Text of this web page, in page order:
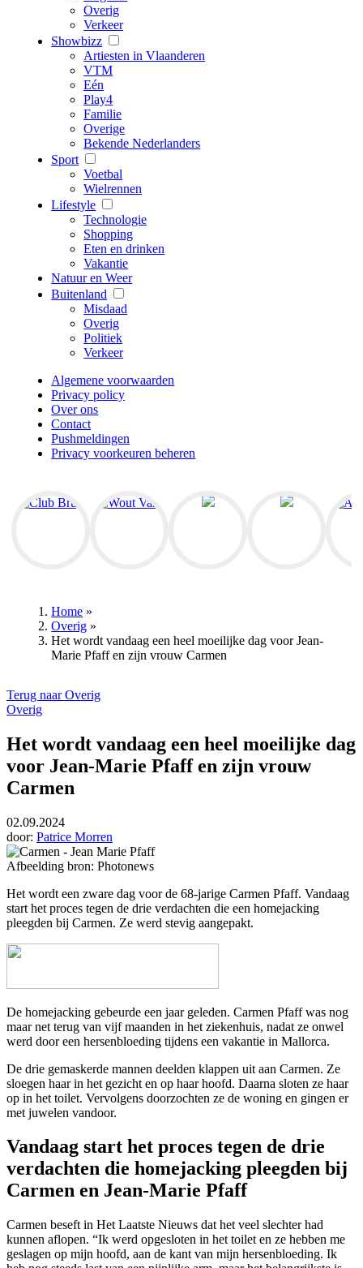
Overig
Verkeer
Showbizz
Artiesten in Vlaanderen
VTM
Eén
Play4
Familie
Overige
Bekende Nederlanders
Sport
Voetbal
Wielrennen
Lifestyle
Technologie
Shopping
Eten en drinken
Vakantie
Natuur en Weer
Buitenland
Misdaad
Overig
Politiek
Verkeer
Algemene voorwaarden
Privacy policy
Over ons
Contact
Pushmeldingen
Privacy voorkeuren beheren
Kruimelpad
Home »
Overig »
Het wordt vandaag een heel moeilijke dag voor Jean-
Marie Pfaff en zijn vrouw Carmen
Terug naar Overig
Overig
Het wordt vandaag een heel moeilijke dag
voor Jean-Marie Pfaff en zijn vrouw
Carmen
02.09.2024
door: Patrice Morren
Afbeelding bron: Photonews
Het wordt een zware dag voor de 68-jarige Carmen Pfaff. Vandaag
start het proces tegen de drie verdachten die een homejacking
pleegden bij Carmen. Ze werd stevig aangepakt.
De homejacking gebeurde een jaar geleden. Carmen Pfaff was nog
maar net terug van vijf maanden in het ziekenhuis, nadat ze onwel
werd door een hersenbloeding tijdens een vakantie in Mallorca.
De drie gemaskerde mannen deelden klappen uit aan Carmen. Ze
sloegen haar in het gezicht en op haar hoofd. Daarna sloten ze haar
op in het toilet. Vervolgens doorzochten ze de woning en gingen er
met juwelen vandoor.
Vandaag start het proces tegen de drie
verdachten die homejacking pleegden bij
Carmen en Jean-Marie Pfaff
Carmen beseft in Het Laatste Nieuws dat het veel slechter had
kunnen aflopen. “Ik werd opgesloten in het toilet en ze hebben me
geslagen op mijn hoofd, aan de kant van mijn hersenbloeding. Ik